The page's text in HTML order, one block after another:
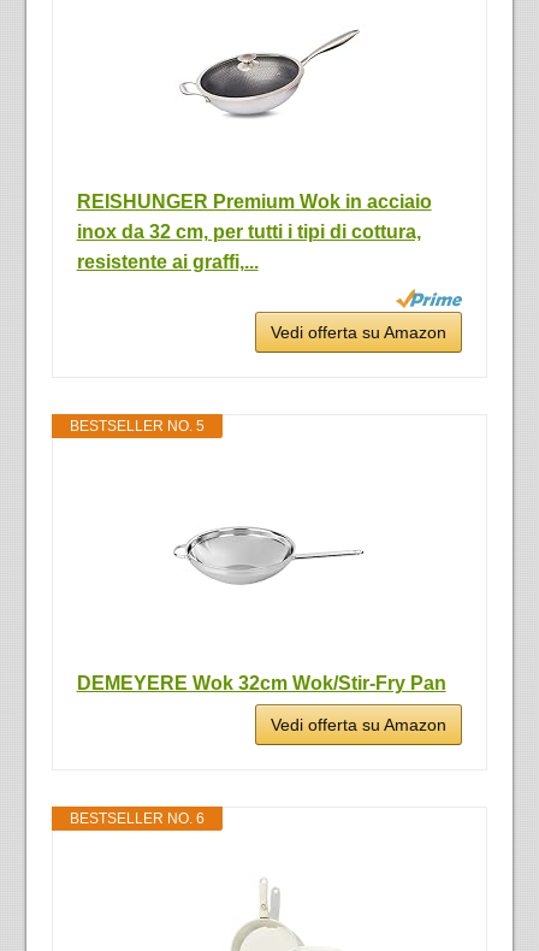
REISHUNGER Premium Wok in acciaio
inox da 32 cm, per tutti i tipi di cottura,
resistente ai graffi,...
Vedi offerta su Amazon
BESTSELLER NO. 5
DEMEYERE Wok 32cm Wok/Stir-Fry Pan
Vedi offerta su Amazon
BESTSELLER NO. 6